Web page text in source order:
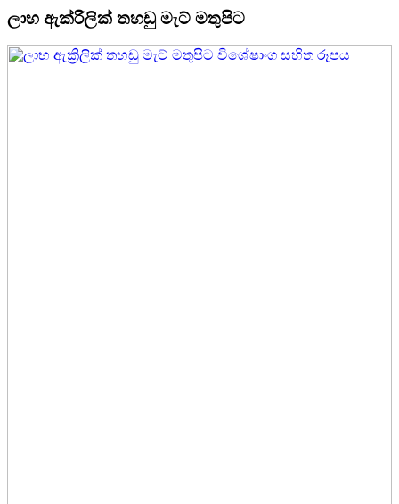
ලාභ ඇක්රිලික් තහඩු මැට් මතුපිට